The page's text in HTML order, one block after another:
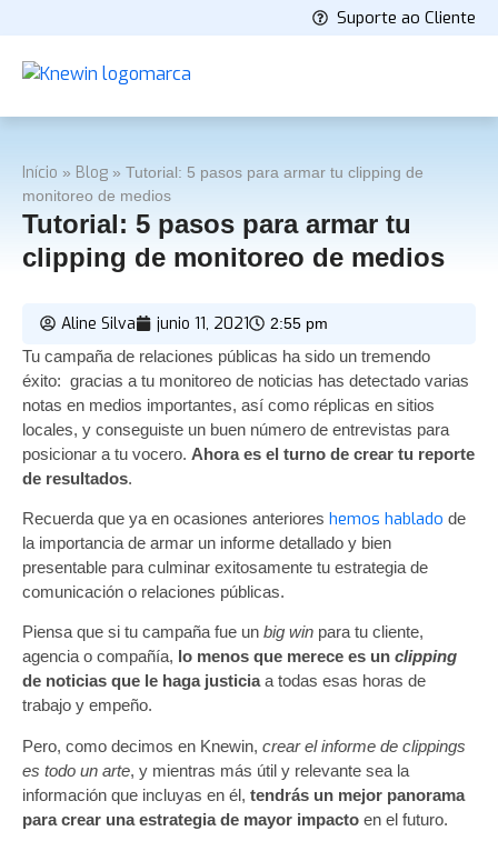
Suporte ao Cliente
Início » Blog » Tutorial: 5 pasos para armar tu clipping de
monitoreo de medios
Tutorial: 5 pasos para armar tu
clipping de monitoreo de medios
Aline Silva junio 11, 2021 2:55 pm
Tu campaña de relaciones públicas ha sido un tremendo
éxito: gracias a tu monitoreo de noticias has detectado varias
notas en medios importantes, así como réplicas en sitios
locales, y conseguiste un buen número de entrevistas para
posicionar a tu vocero. Ahora es el turno de crear tu reporte
de resultados.
Recuerda que ya en ocasiones anteriores hemos hablado de
la importancia de armar un informe detallado y bien
presentable para culminar exitosamente tu estrategia de
comunicación o relaciones públicas.
Piensa que si tu campaña fue un big win para tu cliente,
agencia o compañía, lo menos que merece es un clipping
de noticias que le haga justiciaa todas esas horas de
trabajo y empeño.
Pero, como decimos en Knewin, crear el informe de clippings
es todo un arte, y mientras más útil y relevante sea la
información que incluyas en él, tendrás un mejor panorama
para crear una estrategia de mayor impacto en el futuro.